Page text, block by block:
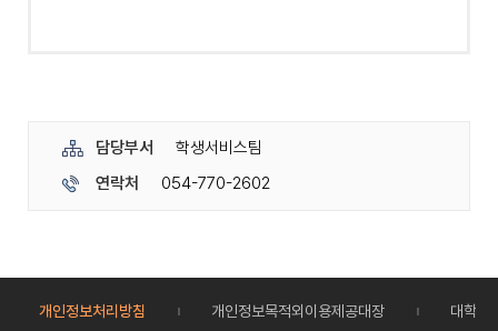
담당부서
학생서비스팀
연락처
054-770-2602
개인정보처리방침 개인정보목적외이용제공대장 대학정